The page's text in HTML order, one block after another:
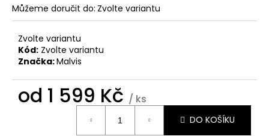
Můžeme doručit do: Zvolte variantu
Zvolte variantu
Kód: Zvolte variantu
Značka:Malvis
od 1 599 Kč / ks
DO KOŠÍKU
o
r
u
č
u
j
m